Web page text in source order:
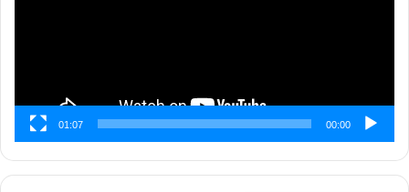
00:00
01:07